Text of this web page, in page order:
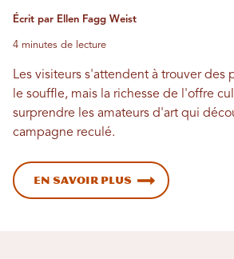
Écrit par Ellen Fagg Weist
4 minutes de lecture
Les visiteurs s'attendent à trouver des
le souffle, mais la richesse de l'offre
surprendre les amateurs d'art qui
campagne reculé.
En savoir plus